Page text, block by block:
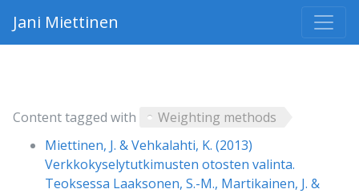
Jani Miettinen
Content tagged with
Weighting methods
Miettinen, J. & Vehkalahti, K. (2013)
Verkkokyselytutkimusten otosten valinta.
Teoksessa Laaksonen, S.-M., Martikainen, J. &